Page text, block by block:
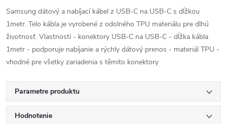
Samsung dátový a nabíjací kábel z USB-C na USB-C s dĺžkou
1metr. Telo kábla je vyrobené z odolného TPU materiálu pre dlhú
životnosť. Vlastnosti - konektory USB-C na USB-C - dĺžka kábla
1metr - podporuje nabíjanie a rýchly dátový prenos - materiál TPU -
vhodné pre všetky zariadenia s těmito konektory
Parametre produktu
Hodnotenie